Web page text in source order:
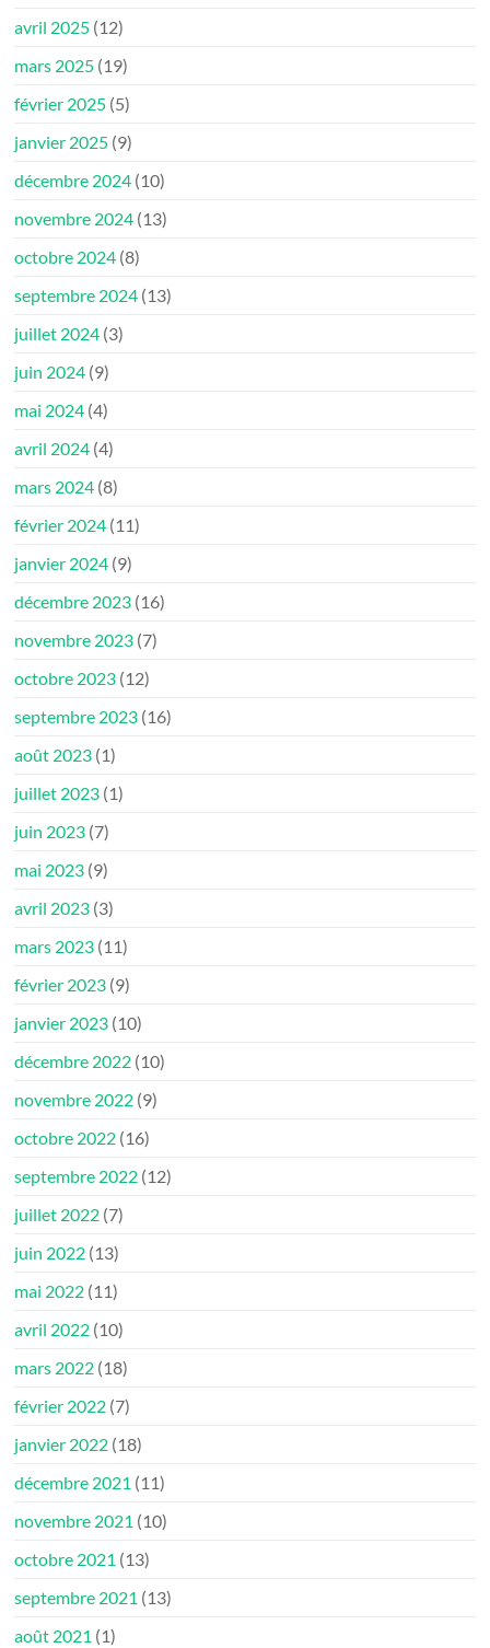
avril 2025 (12)
mars 2025 (19)
février 2025 (5)
janvier 2025 (9)
décembre 2024 (10)
novembre 2024 (13)
octobre 2024 (8)
septembre 2024 (13)
juillet 2024 (3)
juin 2024 (9)
mai 2024 (4)
avril 2024 (4)
mars 2024 (8)
février 2024 (11)
janvier 2024 (9)
décembre 2023 (16)
novembre 2023 (7)
octobre 2023 (12)
septembre 2023 (16)
août 2023 (1)
juillet 2023 (1)
juin 2023 (7)
mai 2023 (9)
avril 2023 (3)
mars 2023 (11)
février 2023 (9)
janvier 2023 (10)
décembre 2022 (10)
novembre 2022 (9)
octobre 2022 (16)
septembre 2022 (12)
juillet 2022 (7)
juin 2022 (13)
mai 2022 (11)
avril 2022 (10)
mars 2022 (18)
février 2022 (7)
janvier 2022 (18)
décembre 2021 (11)
novembre 2021 (10)
octobre 2021 (13)
septembre 2021 (13)
août 2021 (1)